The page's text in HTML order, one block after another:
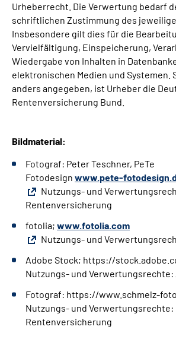
Urheberrecht. Die Verwertung bedarf
schriftlichen Zustimmung des
Insbesondere gilt dies für die
Vervielfältigung, Einspeicherung,
Wiedergabe von Inhalten in
elektronischen Medien und Systemen.
anders angegeben, ist Urheber die
Rentenversicherung Bund.
Bildmaterial:
Fotograf: Peter Teschner, PeTe
Fotodesign www.pete-
Nutzungs- und
Rentenversicherung
fotolia; www.fotolia.com
Nutzungs- und
Adobe Stock; https://
Nutzungs- und Verwertungsrechte:
Fotograf: https://www.schmelz-
Nutzungs- und Verwertungsrechte:
Rentenversicherung